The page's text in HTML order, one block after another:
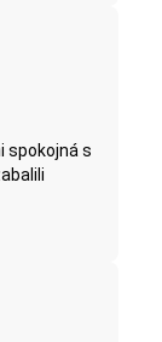
spokojná s